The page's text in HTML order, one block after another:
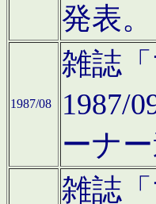
発表。
1987/08
雑誌
1987/
ーナ
雑誌